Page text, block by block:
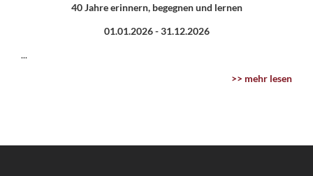
40 Jahre erinnern, begegnen und lernen
01.01.2026 -31.12.2026
...
>> mehr lesen